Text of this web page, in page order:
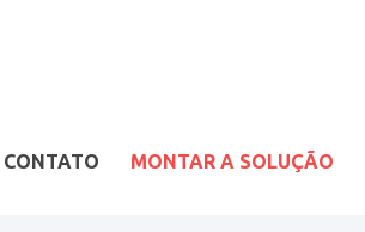
CONTATO MONTAR A SOLUÇÃO